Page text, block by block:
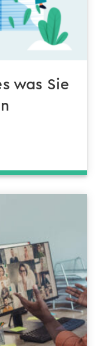
was Sie